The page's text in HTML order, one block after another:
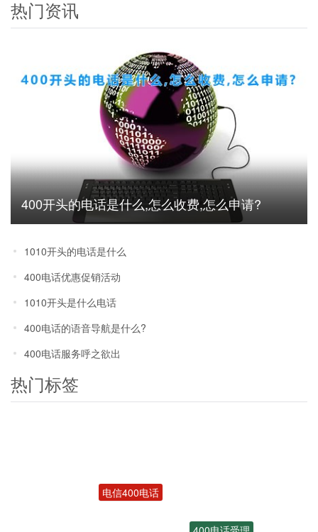
热门资讯
400开头的电话是什么,怎么收费,怎么申请?
1010开头的电话是什么
400电话优惠促销活动
1010开头是什么电话
400电话的语音导航是什么?
400电话服务呼之欲出
热门标签
400电话受理